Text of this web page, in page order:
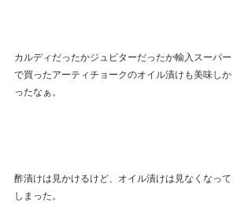
カルディだったかジュピターだったか輸入スーパー
で買ったアーティチョークのオイル漬けも美味しか
ったなぁ。
酢漬けは見かけるけど、オイル漬けは見なくなって
しまった。